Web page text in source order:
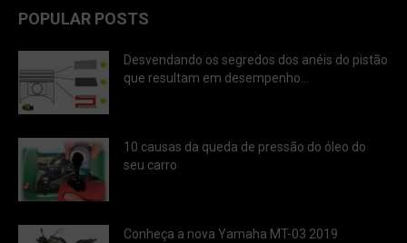
POPULAR POSTS
Desvendando os segredos dos anéis do pistão
que resultam em desempenho...
10 causas da queda de pressão do óleo do
seu carro
Conheça a nova Yamaha MT-03 2019